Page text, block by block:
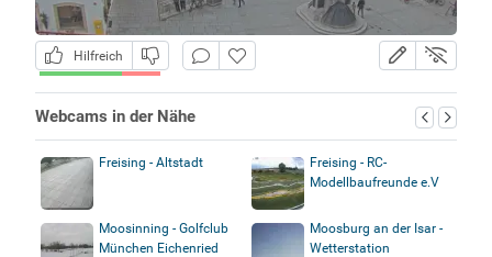
Hilfreich
Webcams in der Nähe
Freising - Altstadt
Freising - RC-
Modellbaufreunde e.V
Moosinning - Golfclub
München Eichenried
Moosburg an der Isar -
Wetterstation